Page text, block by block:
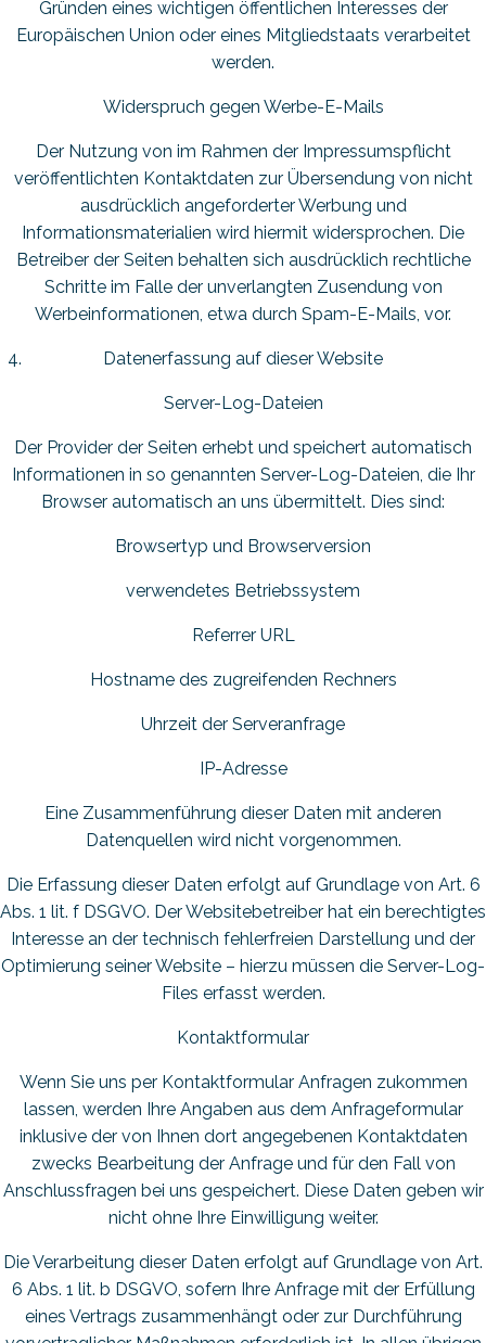
Gründen eines wichtigen öffentlichen Interesses der
Europäischen Union oder eines Mitgliedstaats verarbeitet
werden.
Widerspruch gegen Werbe-E-Mails
Der Nutzung von im Rahmen der Impressumspflicht
veröffentlichten Kontaktdaten zur Übersendung von nicht
ausdrücklich angeforderter Werbung und
Informationsmaterialien wird hiermit widersprochen. Die
Betreiber der Seiten behalten sich ausdrücklich rechtliche
Schritte im Falle der unverlangten Zusendung von
Werbeinformationen, etwa durch Spam-E-Mails, vor.
Datenerfassung auf dieser Website
Server-Log-Dateien
Der Provider der Seiten erhebt und speichert automatisch
Informationen in so genannten Server-Log-Dateien, die Ihr
Browser automatisch an uns übermittelt. Dies sind:
Browsertyp und Browserversion
verwendetes Betriebssystem
Referrer URL
Hostname des zugreifenden Rechners
Uhrzeit der Serveranfrage
IP-Adresse
Eine Zusammenführung dieser Daten mit anderen
Datenquellen wird nicht vorgenommen.
Die Erfassung dieser Daten erfolgt auf Grundlage von Art. 6
Abs. 1 lit. f DSGVO. Der Websitebetreiber hat ein berechtigtes
Interesse an der technisch fehlerfreien Darstellung und der
Optimierung seiner Website – hierzu müssen die Server-Log-
Files erfasst werden.
Kontaktformular
Wenn Sie uns per Kontaktformular Anfragen zukommen
lassen, werden Ihre Angaben aus dem Anfrageformular
inklusive der von Ihnen dort angegebenen Kontaktdaten
zwecks Bearbeitung der Anfrage und für den Fall von
Anschlussfragen bei uns gespeichert. Diese Daten geben wir
nicht ohne Ihre Einwilligung weiter.
Die Verarbeitung dieser Daten erfolgt auf Grundlage von Art.
6 Abs. 1 lit. b DSGVO, sofern Ihre Anfrage mit der Erfüllung
eines Vertrags zusammenhängt oder zur Durchführung